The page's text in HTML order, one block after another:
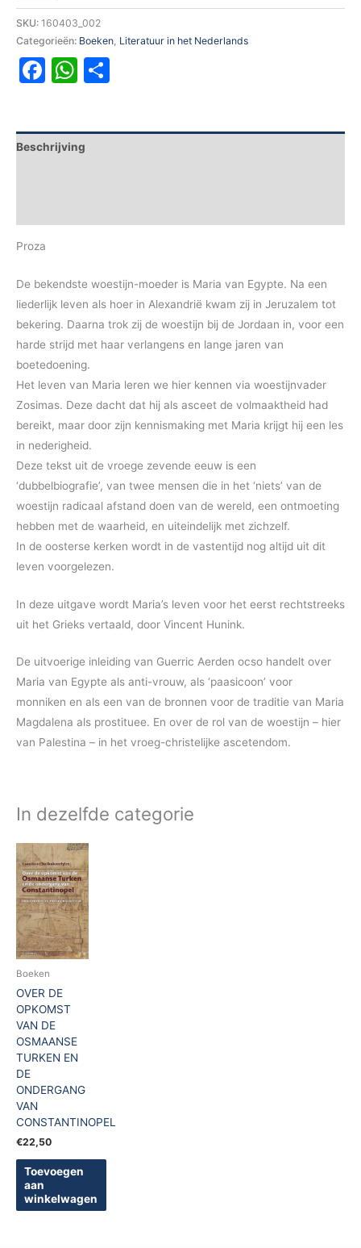
SKU: 160403_002
Categorieën: Boeken Literatuur in het Nederlands
Facebook
WhatsApp
Beschrijving
Proza
De bekendste woestijn-moeder is Maria van Egypte. Na een
liederlijk leven als hoer in Alexandrië kwam zij in Jeruzalem tot
bekering. Daarna trok zij de woestijn bij de Jordaan in, voor een
harde strijd met haar verlangens en lange jaren van
boetedoening.
Het leven van Maria leren we hier kennen via woestijnvader
Zosimas. Deze dacht dat hij als asceet de volmaaktheid had
bereikt, maar door zijn kennismaking met Maria krijgt hij een les
in nederigheid.
Deze tekst uit de vroege zevende eeuw is een
‘dubbelbiografie’, van twee mensen die in het ‘niets’ van de
woestijn radicaal afstand doen van de wereld, een ontmoeting
hebben met de waarheid, en uiteindelijk met zichzelf.
In de oosterse kerken wordt in de vastentijd nog altijd uit dit
leven voorgelezen.
In deze uitgave wordt Maria’s leven voor het eerst rechtstreeks
uit het Grieks vertaald, door Vincent Hunink.
De uitvoerige inleiding van Guerric Aerden ocso handelt over
Maria van Egypte als anti-vrouw, als ‘paasicoon’ voor
monniken en als een van de bronnen voor de traditie van Maria
Magdalena als prostituee. En over de rol van de woestijn – hier
van Palestina – in het vroeg-christelijke ascetendom.
In dezelfde categorie
Boeken
OVER DE
OPKOMST
VAN DE
OSMAANSE
TURKEN EN
DE
ONDERGANG
VAN
CONSTANTINOPEL
€22,50
Toevoegen
aan
winkelwagen